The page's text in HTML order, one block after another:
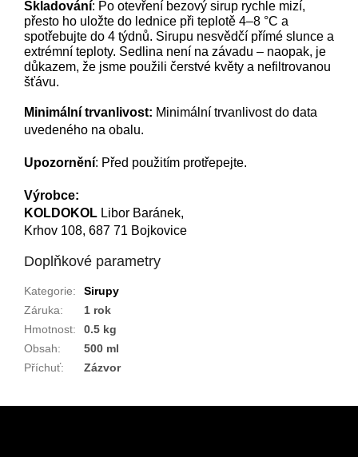
Skladování: Po otevření bezový sirup rychle mizí,
přesto ho uložte do lednice při teplotě 4–8 °C a
spotřebujte do 4 týdnů. Sirupu nesvědčí přímé slunce a
extrémní teploty. Sedlina není na závadu – naopak, je
důkazem, že jsme použili čerstvé květy a nefiltrovanou
šťávu.
Minimální trvanlivost: Minimální trvanlivost do data
uvedeného na obalu.
Upozornění: Před použitím protřepejte.
Výrobce:
KOLDOKOL Libor Baránek,
Krhov 108, 687 71 Bojkovice
Doplňkové parametry
Kategorie:
Sirupy
Záruka:
1 rok
Hmotnost:
0.5 kg
Obsah:
500 ml
Příchuť: Zázvor